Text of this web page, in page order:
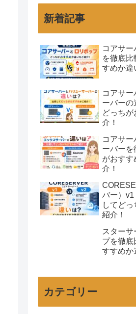
新着記事
コアサ
を徹底比
すめか違
コアサー
ーバーの
どっちが
介！
コアサー
ーバーを
がおすす
介！
バー）v1
してど
紹介！
スターサ
プを徹底
すすめか
カテゴリー